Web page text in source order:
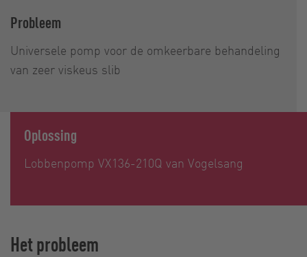
Probleem
Universele pomp voor de omkeerbare behandeling
van zeer viskeus slib
Oplossing
Lobbenpomp VX136-210Q van Vogelsang
Het probleem